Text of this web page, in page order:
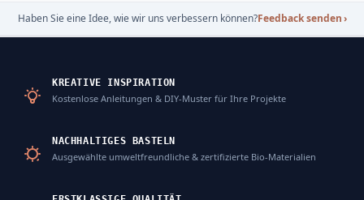
Haben Sie eine Idee, wie wir uns verbessern können?Feedback senden›
KREATIVE INSPIRATION
Kostenlose Anleitungen & DIY-Muster für Ihre Projekte
NACHHALTIGES BASTELN
Ausgewählte umweltfreundliche & zertifizierte Bio-Materialien